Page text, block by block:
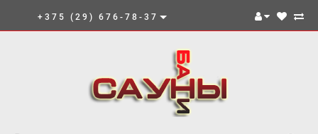
+375 (29) 676-78-37